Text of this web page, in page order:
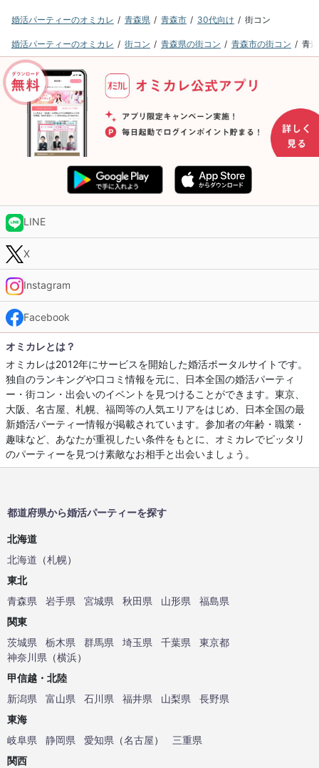
婚活パーティーのオミカレ 青森県 青森市 30代向け 街コン
婚活パーティーのオミカレ 街コン 青森県の街コン 青森市の街コン 青
LINE
X
Instagram
Facebook
オミカレとは？
オミカレは2012年にサービスを開始した婚活ポータルサイトです。
独自のランキングや口コミ情報を元に、日本全国の婚活パーティ
ー・街コン・出会いのイベントを見つけることができます。東京、
大阪、名古屋、札幌、福岡等の人気エリアをはじめ、日本全国の最
新婚活パーティー情報が掲載されています。参加者の年齢・職業・
趣味など、あなたが重視したい条件をもとに、オミカレでピッタリ
のパーティーを見つけ素敵なお相手と出会いましょう。
都道府県から婚活パーティーを探す
北海道
北海道 （札幌）
東北
青森県
岩手県 宮城県 秋田県 山形県
福島県
関東
茨城県
栃木県 群馬県 埼玉県 千葉県
東京都
神奈川県 （横浜）
甲信越・北陸
新潟県
富山県 石川県 福井県 山梨県
長野県
東海
岐阜県
静岡県 愛知県 （名古屋）
三重県
関西